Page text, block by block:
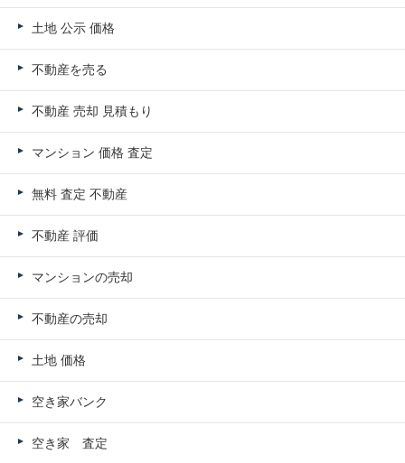
土地 公示 価格
不動産を売る
不動産 売却 見積もり
マンション 価格 査定
無料 査定 不動産
不動産 評価
マンションの売却
不動産の売却
土地 価格
空き家バンク
空き家 査定